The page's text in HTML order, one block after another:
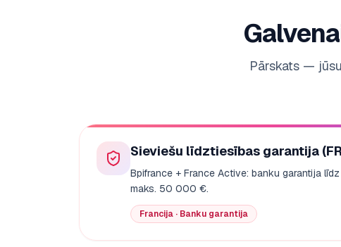
Pārskats —
Sieviešu līdztiesības garantija
Bpifrance + France Active: banku garantija
maks. 50 000 €.
Francija · Banku garantija